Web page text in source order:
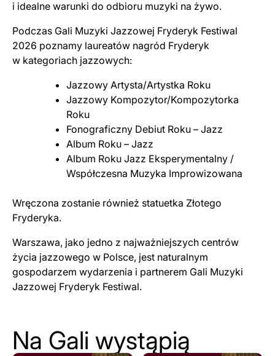
i idealne warunki do odbioru muzyki na żywo.
Podczas Gali Muzyki Jazzowej Fryderyk Festiwal
2026 poznamy laureatów nagród Fryderyk
w kategoriach jazzowych:
Jazzowy Artysta/Artystka Roku
Jazzowy Kompozytor/Kompozytorka
Roku
Fonograficzny Debiut Roku – Jazz
Album Roku – Jazz
Album Roku Jazz Eksperymentalny /
Współczesna Muzyka Improwizowana
Wręczona zostanie również statuetka Złotego
Fryderyka.
Warszawa, jako jedno z najważniejszych centrów
życia jazzowego w Polsce, jest naturalnym
gospodarzem wydarzenia i partnerem Gali Muzyki
Jazzowej Fryderyk Festiwal.
Na Gali wystąpią